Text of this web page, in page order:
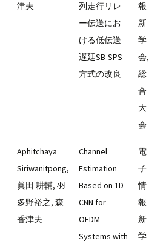
津夫
列走行リレ
ー伝送にお
ける低伝送
遅延SB-SPS
方式の改良
報
新
学
会,
総
合
大
会
Aphitchaya
Siriwanitpong,
眞田 耕輔, 羽
多野裕之, 森
香津夫
Channel
Estimation
Based on 1D
CNN for
OFDM
Systems with
電
子
情
報
新
学